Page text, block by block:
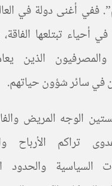
ففي أغنى دولة في
أحياء تبتلعها
والمصرفيون الذين
سائر شؤون حياتهم.
الوجه المريض
تراكم الأرباح
السياسية